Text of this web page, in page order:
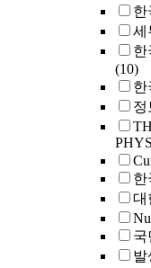
한
세
한
(10)
한
정
한
대
국
발